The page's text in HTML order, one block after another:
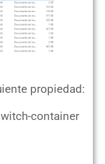
propiedad:
container